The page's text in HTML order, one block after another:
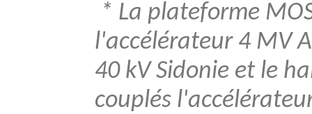
* La plateforme
l'accélérateur 4 MV
40 kV Sidonie et le
couplés